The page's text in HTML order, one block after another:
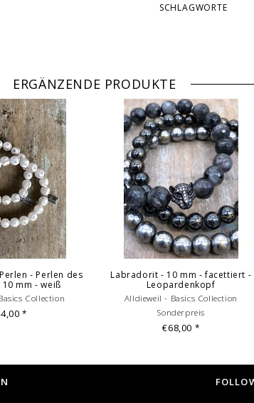
aufgrund des
Bitte beachten Sie
führen, dass es zu
und dem Produkt
Bilddarstellung:
18/21 cm Länge. Je
Anordnung der
Armbandes.
Kombinationen dienen
Angebotsbestandteil.
(c) Fotografie: Ilka
SCHLAGWORTE
ERGÄNZENDE PRODUKTE
- Perlen des
mm - weiß
Collection
*
Labradorit - 10 mm - facettiert -
Leopardenkopf
Alldieweil - Basics Collection
Sonderpreis
€68,00 *